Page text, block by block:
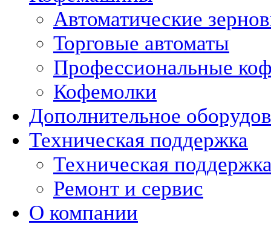
Автоматические
Торговые автоматы
Профессиональные
Кофемолки
Дополнительное
Техническая поддержка
Техническая
Ремонт и сервис
О компании